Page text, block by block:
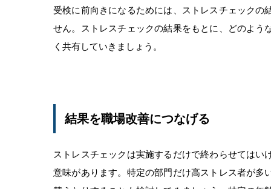
受検に前向きになるためには、ストレスチェック
せん。ストレスチェックの結果をもとに、どのよ
く共有していきましょう。
結果を職場改善につなげる
ストレスチェックは実施するだけで終わらせては
意味があります。特定の部門だけ高ストレス者が